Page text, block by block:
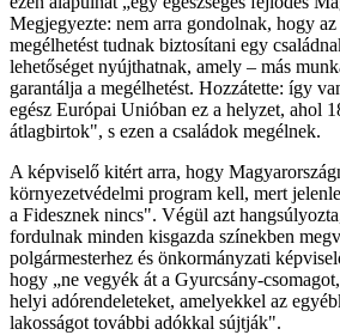
Megjegyezte: nem arra gondolnak, hogy
megélhetést tudnak biztosítani egy
lehetőséget nyújthatnak, amely – más
garantálja a megélhetést. Hozzátette: így
egész Európai Unióban ez a helyzet, ahol
átlagbirtok", s ezen a családok megélnek.
A képviselő kitért arra, hogy
környezetvédelmi program kell, mert
a Fidesznek nincs". Végül azt
fordulnak minden kisgazda színekben
polgármesterhez és önkormányzati
hogy „ne vegyék át a Gyurcsány-
helyi adórendeleteket, amelyekkel az
lakosságot további adókkal sújtják".